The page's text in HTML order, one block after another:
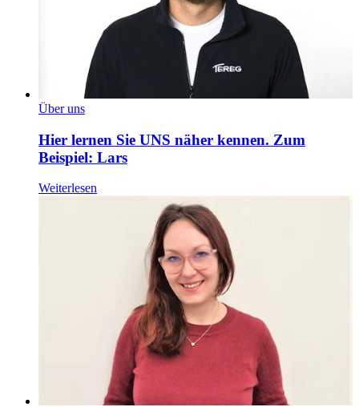
Über uns
Hier lernen Sie UNS näher kennen. Zum
Beispiel: Lars
Weiterlesen